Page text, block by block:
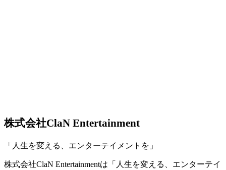
株式会社ClaN Entertainment
「人生を変える、エンターテイメントを」
株式会社ClaN Entertainmentは「人生を変える、エンターテイ